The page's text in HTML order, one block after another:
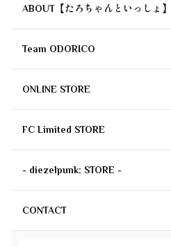
ABOUT【たろちゃんといっしょ】
Team ODORICO
ONLINE STORE
FC Limited STORE
- diezelpunk: STORE -
CONTACT